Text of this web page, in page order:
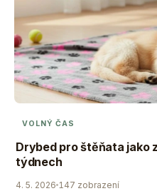
VOLNÝ ČAS
Drybed pro štěňata jako
týdnech
4. 5. 2026 147 zobrazení